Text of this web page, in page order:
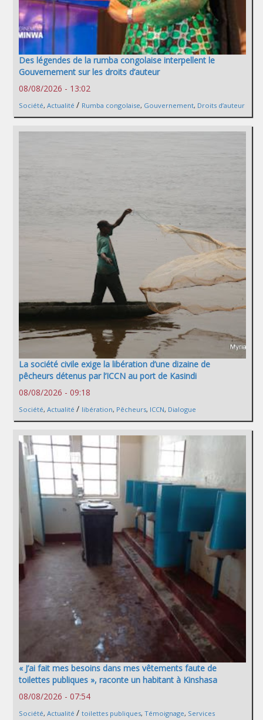
Des légendes de la rumba congolaise interpellent le
Gouvernement sur les droits d’auteur
08/08/2026 - 13:02
Société, Actualité / Rumba congolaise, Gouvernement, Droits d’auteur
La société civile exige la libération d’une dizaine de
pêcheurs détenus par l’ICCN au port de Kasindi
08/08/2026 - 09:18
Société, Actualité / libération, Pêcheurs, ICCN, Dialogue
« J’ai fait mes besoins dans mes vêtements faute de
toilettes publiques », raconte un habitant à Kinshasa
08/08/2026 - 07:54
Société, Actualité / toilettes publiques, Témoignage, Services